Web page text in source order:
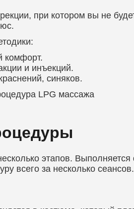
при котором вы не
комфорт.
и инъекций.
синяков.
этапов.
всего за несколько сеансов.